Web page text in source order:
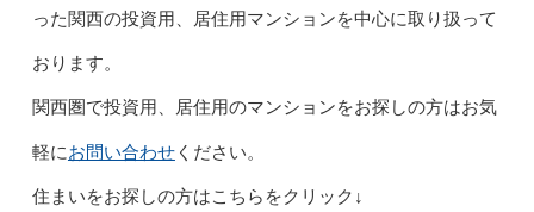
った関西の投資用、居住用マンションを中心に取り扱って
おります。
関西圏で投資用、居住用のマンションをお探しの方はお気
軽にお問い合わせください。
住まいをお探しの方はこちらをクリック↓